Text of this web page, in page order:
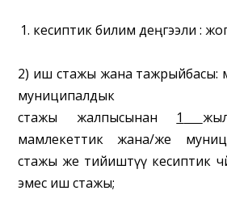
кесиптик билим деңгээли :
2) иш стажы жана тажрыйбасы:
муниципалдык
стажы
жалпысынан 1
мамлекеттик жана/же
стажы же тийиштүү кесиптик
эмес иш стажы;